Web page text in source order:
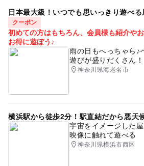
日本最大級！いつでも思いっきり遊べ
クーポン
初めての方はもちろん、会員様も紹介や
お得に遊ぼう♪
雨の日もへっちゃら♪
遊びが盛りだくさん！
神奈川県海老名市
横浜駅から徒歩2分！駅直結だから悪天
宇宙をイメージした
映像に触れて遊べる
神奈川県横浜市西区